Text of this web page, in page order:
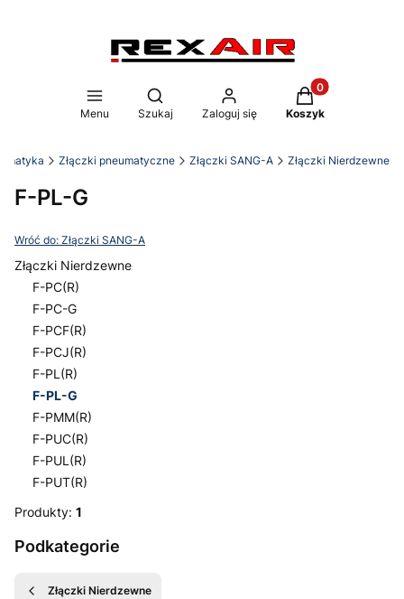
Menu
Otwórz wyszukiwarkę
Szukaj Zaloguj się
Produkty w
Koszyk
Złączki pneumatyczne Złączki SANG-A Złączki Nierdzewne
F-PL-G
Wróć do: Złączki SANG-A
Złączki Nierdzewne
F-PC(R)
F-PC-G
F-PCF(R)
F-PCJ(R)
F-PL(R)
F-PL-G
F-PMM(R)
F-PUC(R)
F-PUL(R)
F-PUT(R)
Koniec menu
Produkty: 1
Podkategorie
Złączki Nierdzewne